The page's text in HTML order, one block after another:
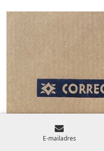
E-mailadres